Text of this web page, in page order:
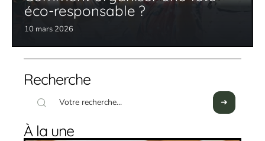
éco-responsable ?
10 mars 2026
Recherche
À la une